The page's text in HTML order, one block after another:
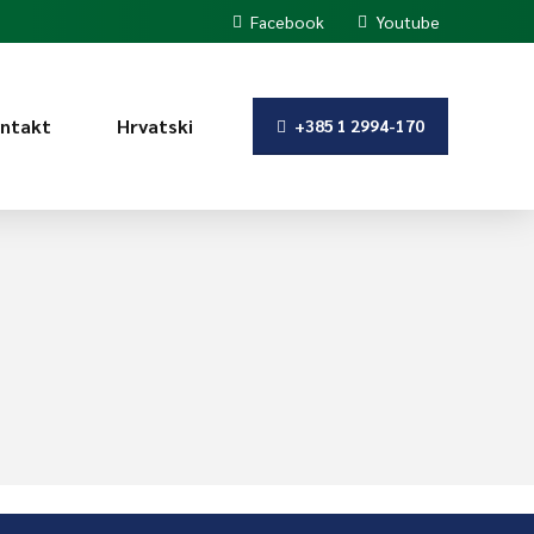
Facebook Youtube
+385 1 2994-170
Hrvatski